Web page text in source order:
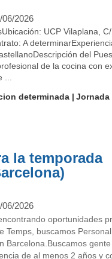
06/2026
UCP Vilaplana,
A
del
de la cocina con
determinada
Jornada
la temporada
06/2026
oportunidades
Temps, buscamos
Barcelona.Buscamos
de al menos 2 años y